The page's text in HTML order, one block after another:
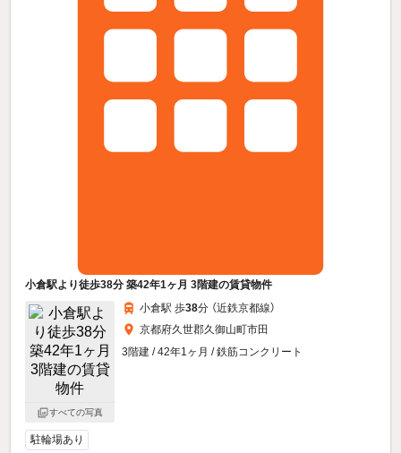
小倉駅より徒歩38分 築42年1ヶ月 3階建の賃貸物件
すべての写真
小倉駅 歩38分 （近鉄京都線）
京都府久世郡久御山町市田
3階建 / 42年1ヶ月 / 鉄筋コンクリート
駐輪場あり